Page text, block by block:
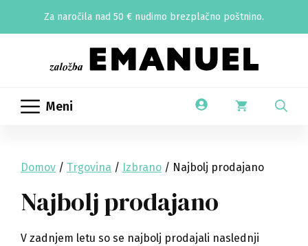
Za naročila nad 50 € nudimo brezplačno poštnino.
Meni
Domov / Trgovina / Izbrano / Najbolj prodajano
Najbolj prodajano
V zadnjem letu so se najbolj prodajali naslednji